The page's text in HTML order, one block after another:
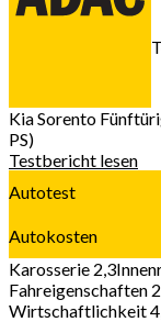
Kia Sorento
PS)
Testbericht lesen
Autotest
Autokosten
Karosserie 2,3
Fahreigenschaften
Wirtschaftlichkeit